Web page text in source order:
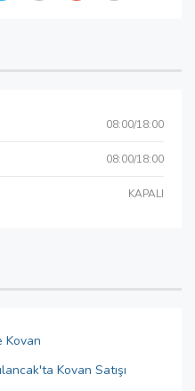
08:00/18:00
08:00/18:00
KAPALI
Kovan
Kovan Satışı